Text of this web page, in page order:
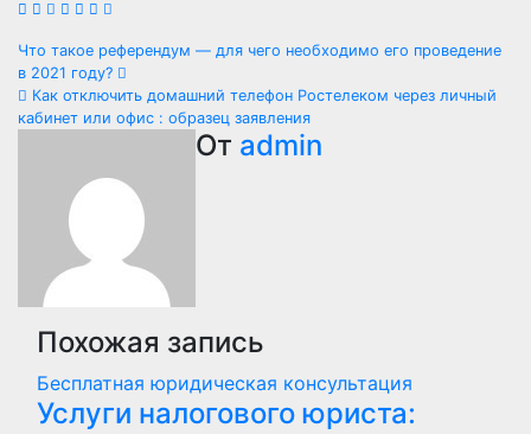
Навигация
по
Что такое референдум — для чего необходимо его проведение
в 2021 году?
Как отключить домашний телефон Ростелеком через личный
кабинет или офис : образец заявления
От admin
Похожая запись
Бесплатная юридическая консультация
Услуги налогового юриста: